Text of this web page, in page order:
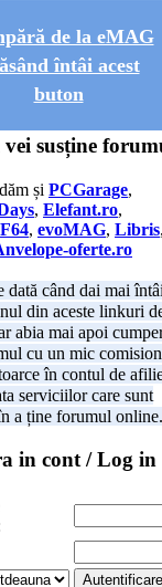
de la eMAG
întâi acest
buton
vei susține
și PCGarage,
, Elefant.ro,
F64, evoMAG, Libris
oferte.ro
dată când dai mai
din aceste linkuri
abia mai apoi
cu un mic comision
în contul de
serviciilor care sunt
a ține forumul online.
in cont / Log in